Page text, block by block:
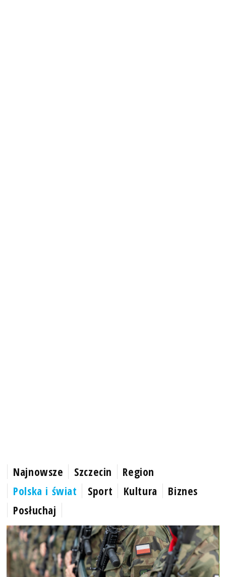
Najnowsze Szczecin
Region
Polska i świat
Sport Kultura
Biznes
Posłuchaj